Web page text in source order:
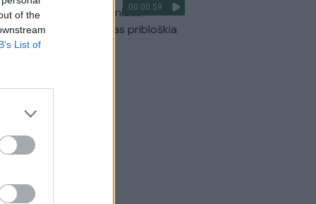
of the
List of
00:00:59
kaip patvino Vilniaus
aplinkkelis: vaizdas pribloškia